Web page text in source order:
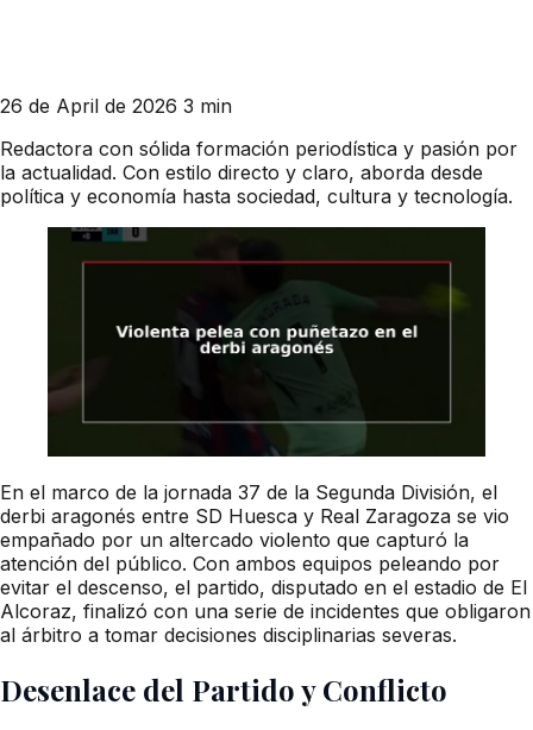
26 de April de 2026 3 min
Redactora con sólida formación periodística y pasión por
la actualidad. Con estilo directo y claro, aborda desde
política y economía hasta sociedad, cultura y tecnología.
En el marco de la jornada 37 de la Segunda División, el
derbi aragonés entre SD Huesca y Real Zaragoza se vio
empañado por un altercado violento que capturó la
atención del público. Con ambos equipos peleando por
evitar el descenso, el partido, disputado en el estadio de El
Alcoraz, finalizó con una serie de incidentes que obligaron
al árbitro a tomar decisiones disciplinarias severas.
Desenlace del Partido y Conflicto